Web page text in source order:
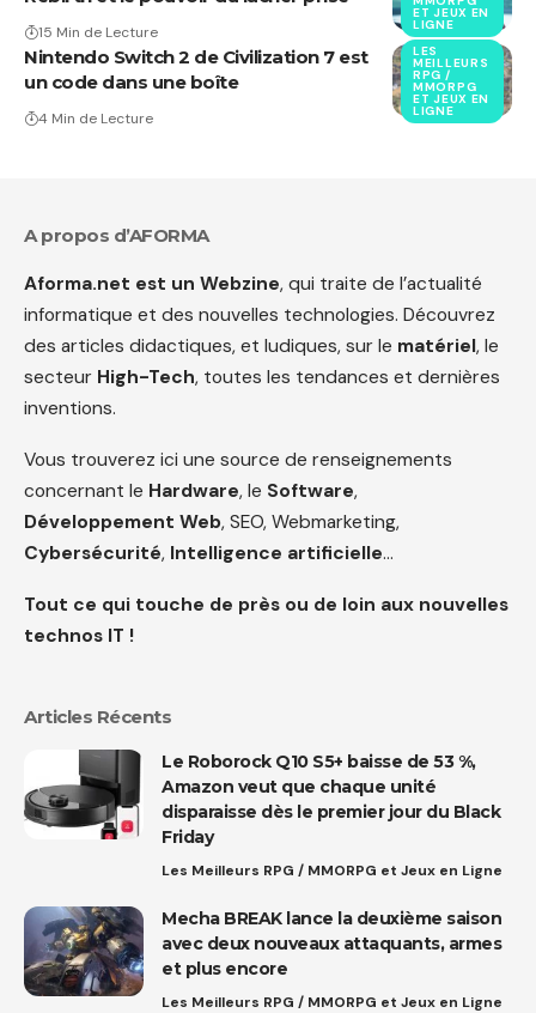
ET JEUX EN
LIGNE
15 Min de Lecture
LES
MEILLEURS
RPG /
MMORPG
ET JEUX EN
LIGNE
Nintendo Switch 2 de Civilization 7 est
un code dans une boîte
4 Min de Lecture
A propos d’AFORMA
Aforma.net est un Webzine, qui traite de l’actualité
informatique et des nouvelles technologies. Découvrez
des articles didactiques, et ludiques, sur le matériel, le
secteur High-Tech, toutes les tendances et dernières
inventions.
Vous trouverez ici une source de renseignements
concernant le Hardware, le Software,
Développement Web, SEO, Webmarketing,
Cybersécurité, Intelligence artificielle…
Tout ce qui touche de près ou de loin aux nouvelles
technos IT !
Articles Récents
Le Roborock Q10 S5+ baisse de 53 %,
Amazon veut que chaque unité
disparaisse dès le premier jour du Black
Friday
Les Meilleurs RPG / MMORPG et Jeux en Ligne
Mecha BREAK lance la deuxième saison
avec deux nouveaux attaquants, armes
et plus encore
Les Meilleurs RPG / MMORPG et Jeux en Ligne